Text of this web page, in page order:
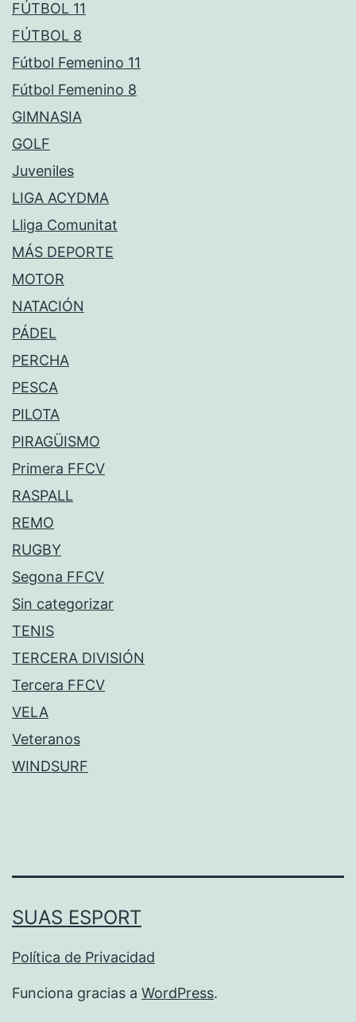
FÚTBOL 11
FÚTBOL 8
Fútbol Femenino 11
Fútbol Femenino 8
GIMNASIA
GOLF
Juveniles
LIGA ACYDMA
Lliga Comunitat
MÁS DEPORTE
MOTOR
NATACIÓN
PÁDEL
PERCHA
PESCA
PILOTA
PIRAGÜISMO
Primera FFCV
RASPALL
REMO
RUGBY
Segona FFCV
Sin categorizar
TENIS
TERCERA DIVISIÓN
Tercera FFCV
VELA
Veteranos
WINDSURF
SUAS ESPORT
Política de Privacidad
Funciona gracias a WordPress.